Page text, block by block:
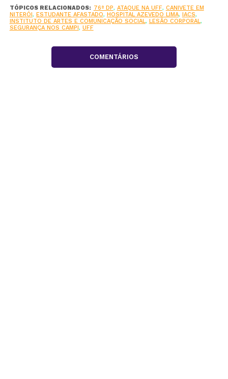
TÓPICOS RELACIONADOS: 76ª DP, ATAQUE NA UFF, CANIVETE EM
NITERÓI, ESTUDANTE AFASTADO, HOSPITAL AZEVEDO LIMA, IACS,
INSTITUTO DE ARTES E COMUNICAÇÃO SOCIAL, LESÃO CORPORAL,
SEGURANÇA NOS CAMPI, UFF
COMENTÁRIOS